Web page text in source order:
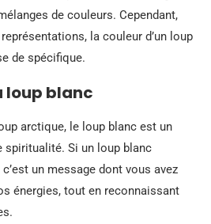
de couleurs. Cependant,
la couleur d’un loup
de spécifique.
loup blanc
arctique, le loup blanc est un
spiritualité. Si un loup blanc
un message dont vous avez
énergies, tout en reconnaissant